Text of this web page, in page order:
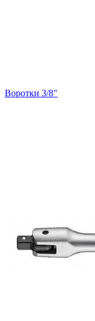
Воротки 3/8"